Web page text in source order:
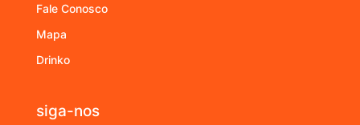
Fale Conosco
Mapa
Drinko
siga-nos